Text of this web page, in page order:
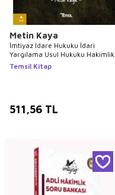
Metin Kaya
İmtiyaz İdare Hukuku İdari
Yargılama Usul Hukuku Hakimlik
Ders Notları
Temsil Kitap
511,56 TL